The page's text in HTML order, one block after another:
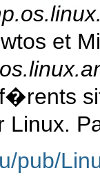
et
Linux.
pub/